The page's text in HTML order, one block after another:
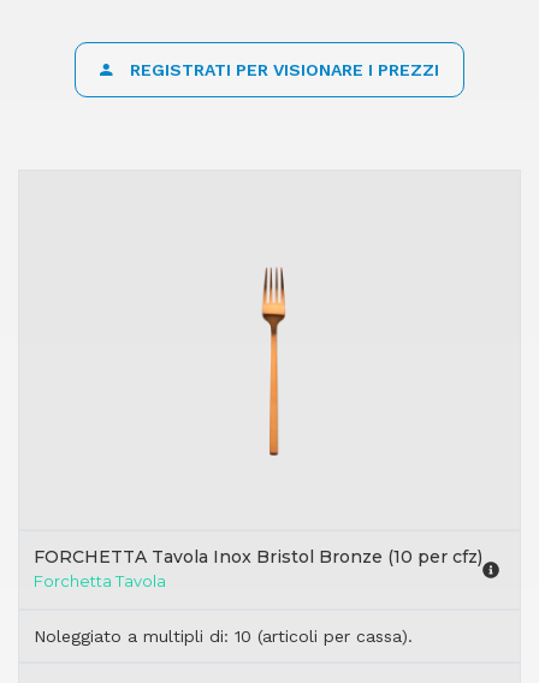
REGISTRATI PER VISIONARE I PREZZI
FORCHETTA Tavola Inox Bristol Bronze (10 per cfz)
Forchetta Tavola
Noleggiato a multipli di: 10 (articoli per cassa).